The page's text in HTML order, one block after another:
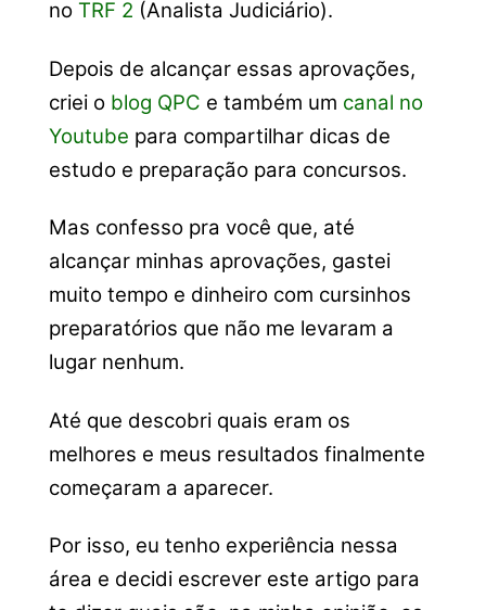
no TRF 2 (Analista Judiciário).
Depois de alcançar essas aprovações,
criei o blog QPC e também um canal no
Youtube para compartilhar dicas de
estudo e preparação para concursos.
Mas confesso pra você que, até
alcançar minhas aprovações, gastei
muito tempo e dinheiro com cursinhos
preparatórios que não me levaram a
lugar nenhum.
Até que descobri quais eram os
melhores e meus resultados finalmente
começaram a aparecer.
Por isso, eu tenho experiência nessa
área e decidi escrever este artigo para